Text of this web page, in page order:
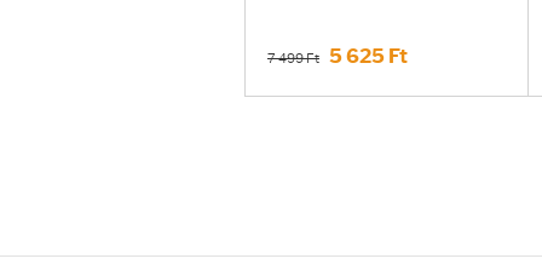
7 499 Ft 5 625 Ft